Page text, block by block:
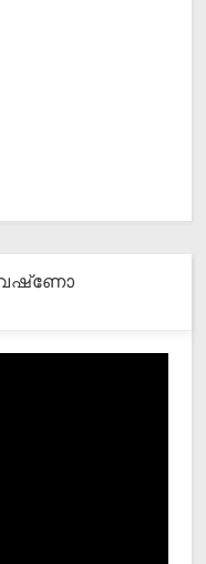
വൈഷ്‌ണോ